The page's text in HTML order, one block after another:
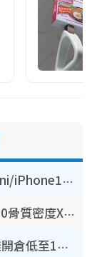
豐澤優惠勁減低至44折！Mac mini/iPhone17Pro大減價！廚房家電$220起
港大推賽馬會強化骨骼計劃！$100骨質密度X光檢查 完成免費運動訓練送超市禮券！附參加資格
開倉優惠 | 尖沙咀海港城名牌波鞋開倉低至1折！On鞋$899起／Joy&Peace鞋履$98起